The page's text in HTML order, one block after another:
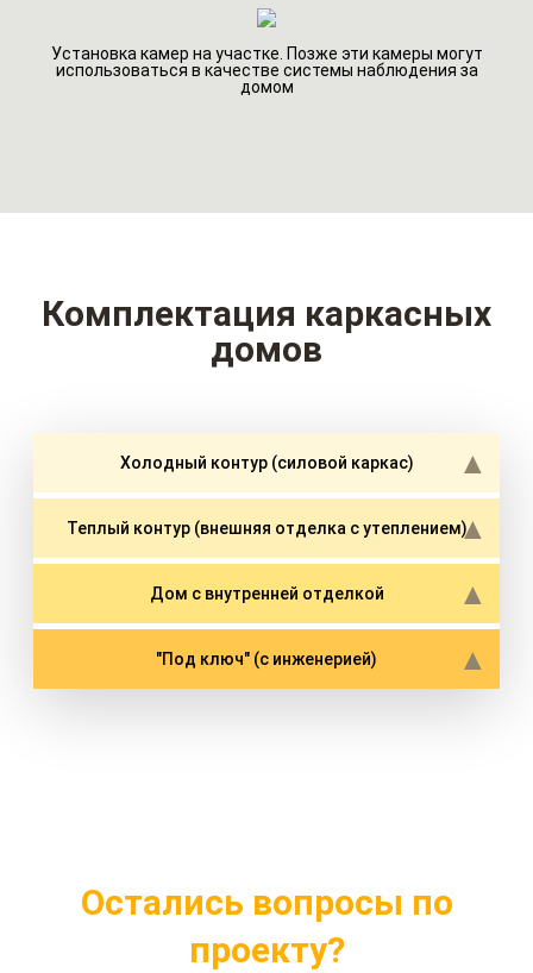
Установка камер на участке. Позже эти камеры могут
использоваться в качестве системы наблюдения за
домом
Комплектация каркасных
домов
Холодный контур (силовой каркас)
Теплый контур (внешняя отделка с утеплением)
Дом с внутренней отделкой
"Под ключ" (с инженерией)
Остались вопросы по
проекту?